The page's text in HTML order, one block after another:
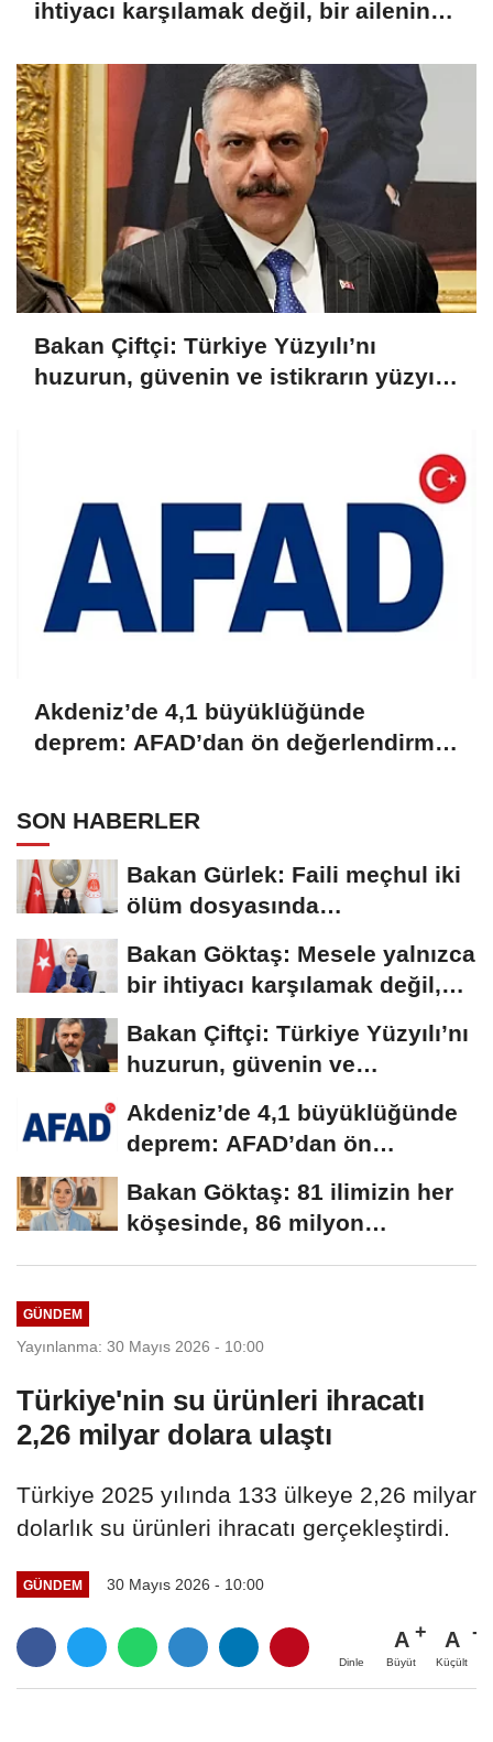
ihtiyacı karşılamak değil, bir ailenin
Bakan Çiftçi: Türkiye Yüzyılı’nı
huzurun, güvenin ve istikrarın yüzyılı
Akdeniz’de 4,1 büyüklüğünde
deprem: AFAD’dan ön değerlendirme
SON HABERLER
Bakan Gürlek: Faili meçhul iki
ölüm dosyasında
Bakan Göktaş: Mesele yalnızca
bir ihtiyacı karşılamak değil,
Bakan Çiftçi: Türkiye Yüzyılı’nı
huzurun, güvenin ve
Akdeniz’de 4,1 büyüklüğünde
deprem: AFAD’dan ön
Bakan Göktaş: 81 ilimizin her
köşesinde, 86 milyon
GÜNDEM
Yayınlanma: 30 Mayıs 2026 - 10:00
Türkiye'nin su ürünleri ihracatı
2,26 milyar dolara ulaştı
Türkiye 2025 yılında 133 ülkeye 2,26 milyar
dolarlık su ürünleri ihracatı gerçekleştirdi.
GÜNDEM 30 Mayıs 2026 - 10:00
Dinle
A
Büyüt
A
Küçült